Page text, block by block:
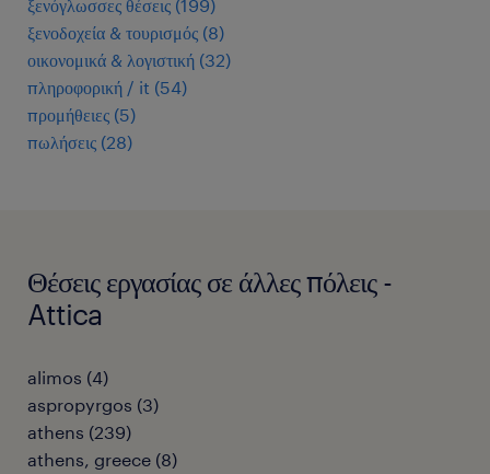
ξενόγλωσσες θέσεις (199)
ξενοδοχεία & τουρισμός (8)
οικονομικά & λογιστική (32)
πληροφορική / it (54)
προμήθειες (5)
πωλήσεις (28)
Θέσεις εργασίας σε άλλες πόλεις -
Attica
alimos (4)
aspropyrgos (3)
athens (239)
athens, greece (8)